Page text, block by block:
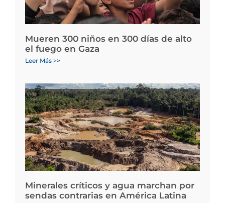
Mueren 300 niños en 300 días de alto
el fuego en Gaza
Leer Más >>
Minerales críticos y agua marchan por
sendas contrarias en América Latina